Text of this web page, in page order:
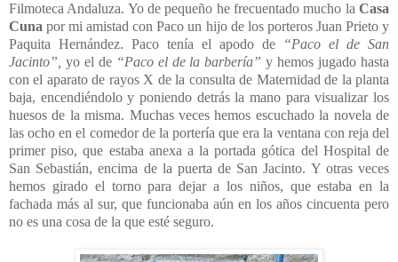
Filmoteca Andaluza. Yo de pequeño he frecuentado mucho la Casa
Cuna por mi amistad con Paco un hijo de los porteros Juan Prieto y
Paquita Hernández. Paco tenía el apodo de
“Paco el de San
Jacinto”, yo el de “Paco el de la barbería”y hemos jugado hasta
con el aparato de rayos X de la consulta de Maternidad de la planta
baja, encendiéndolo y poniendo detrás la mano para visualizar los
huesos de la misma. Muchas veces hemos escuchado la novela de
las ocho en el comedor de la portería que era la ventana con reja del
primer piso, que estaba anexa a la portada gótica del Hospital de
San Sebastián, encima de la puerta de San Jacinto. Y otras veces
hemos girado el torno para dejar a los niños, que estaba en la
fachada más al sur, que funcionaba aún en los años cincuenta pero
no es una cosa de la que esté seguro.